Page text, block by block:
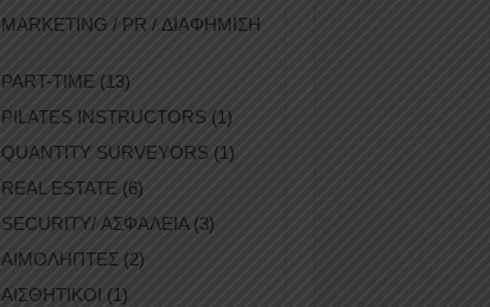
MARKETING / PR / ΔΙΑΦΗΜΙΣΗ
PART-TIME (13)
PILATES INSTRUCTORS (1)
QUANTITY SURVEYORS (1)
REAL ESTATE (6)
SECURITY/ ΑΣΦΑΛΕΙΑ(3)
ΑΙΜΟΛΗΠΤΕΣ (2)
ΑΙΣΘΗΤΙΚΟΙ (1)